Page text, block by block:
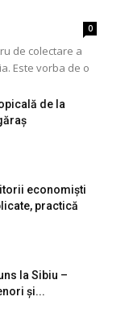
0
de colectare a
Este vorba de o
de la
economiști
practică
la Sibiu –
și...